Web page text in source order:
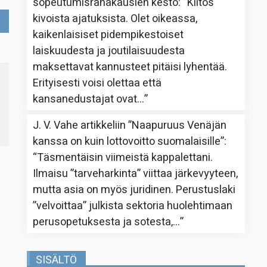
kivoista ajatuksista. Olet oikeassa,
kaikenlaisiset pidempikestoiset
laiskuudesta ja joutilaisuudesta
maksettavat kannusteet pitäisi lyhentää.
Erityisesti voisi olettaa että
kansanedustajat ovat…”
J. V. Vahe artikkeliin”Naapuruus Venäjän
kanssa on kuin lottovoitto suomalaisille”:
“Täsmentäisin viimeistä kappalettani.
Ilmaisu ”tarveharkinta” viittaa järkevyyteen,
mutta asia on myös juridinen. Perustuslaki
”velvoittaa” julkista sektoria huolehtimaan
perusopetuksesta ja sotesta,…”
SISÄLTÖ